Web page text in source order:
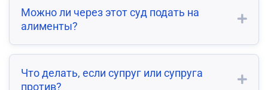
Можно ли через этот суд подать на
алименты?
Что делать, если супруг или супруга
против?